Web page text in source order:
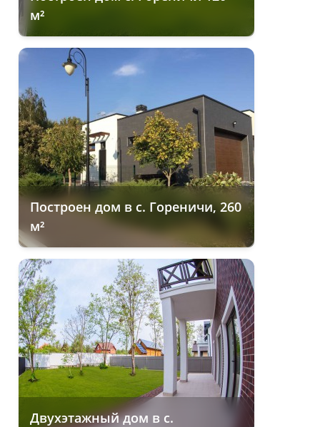
м²
Построен дом в с. Гореничи, 260
м²
Двухэтажный дом в с.